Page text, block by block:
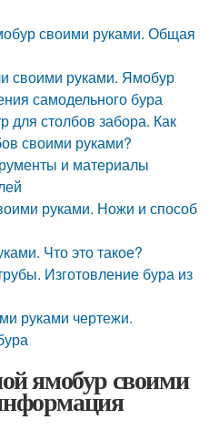
своими руками. Общая
своими руками. Ямобур
самодельного бура
для столбов забора. Как
своими руками?
и материалы
руками. Ножи и способ
Что это такое?
Изготовление бура из
руками чертежи.
ямобур своими